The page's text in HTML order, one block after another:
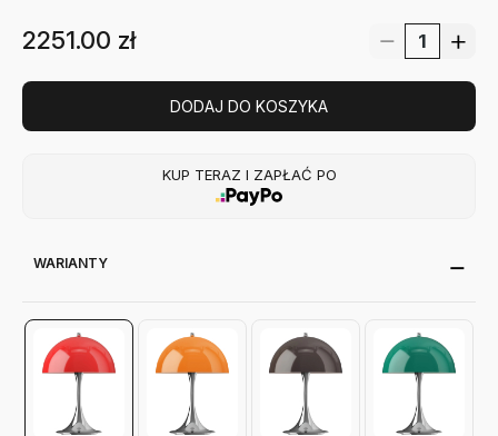
2251.00 zł
DODAJ DO KOSZYKA
KUP TERAZ I ZAPŁAĆ PO
WARIANTY